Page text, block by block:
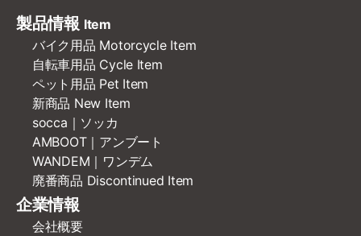
製品情報 Item
バイク用品 Motorcycle Item
自転車用品 Cycle Item
ペット用品 Pet Item
新商品 New Item
socca｜ソッカ
AMBOOT｜アンブート
WANDEM｜ワンデム
廃番商品 Discontinued Item
企業情報
会社概要